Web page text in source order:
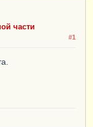
части
#1